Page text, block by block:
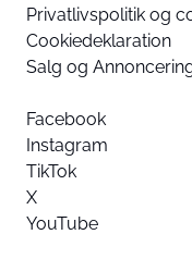
Privatlivspolitik og
Cookiedeklaration
Salg og
Facebook
Instagram
TikTok
X
YouTube